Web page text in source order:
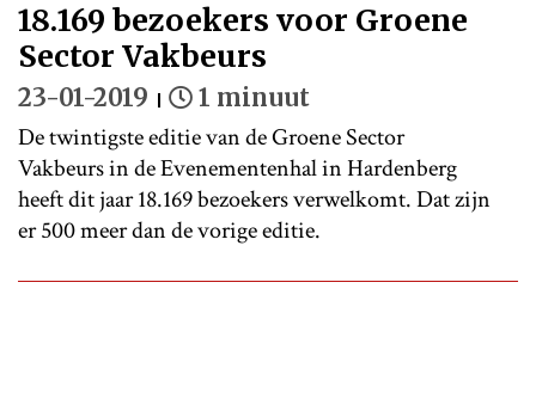
18.169 bezoekers voor Groene
Sector Vakbeurs
23-01-2019 1 minuut
De twintigste editie van de Groene Sector
Vakbeurs in de Evenementenhal in Hardenberg
heeft dit jaar 18.169 bezoekers verwelkomt. Dat zijn
er 500 meer dan de vorige editie.